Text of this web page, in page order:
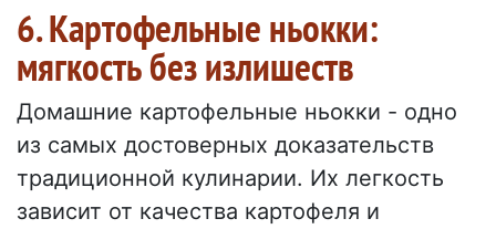
6. Картофельные ньокки:
мягкость без излишеств
Домашние картофельные ньокки - одно
из самых достоверных доказательств
традиционной кулинарии. Их легкость
зависит от качества картофеля и